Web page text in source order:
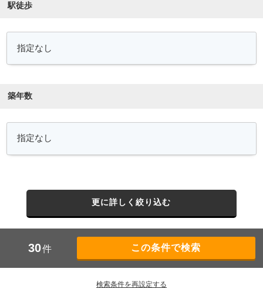
駅徒歩
築年数
更に詳しく絞り込む
30件
検索条件を再設定する